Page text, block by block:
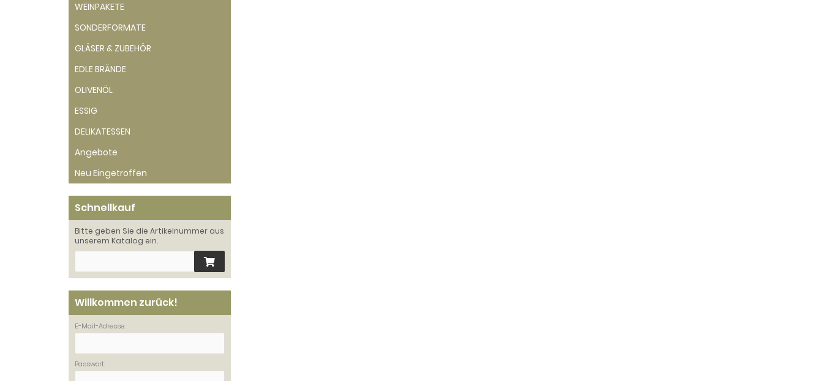
WEINPAKETE
SONDERFORMATE
GLÄSER & ZUBEHÖR
EDLE BRÄNDE
OLIVENÖL
ESSIG
DELIKATESSEN
Angebote
Neu Eingetroffen
Schnellkauf
Bitte geben Sie die Artikelnummer aus
unserem Katalog ein.
Willkommen zurück!
E-Mail-Adresse:
Passwort: